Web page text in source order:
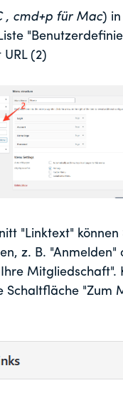
, cmd+p für Mac)
(2)
"Linktext" können
z. B. "Anmelden"
Mitgliedschaft".
Schaltfläche "Zum